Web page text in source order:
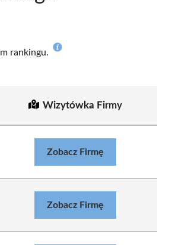
rankingu.
Wizytówka Firmy
Zobacz Firmę
Zobacz Firmę